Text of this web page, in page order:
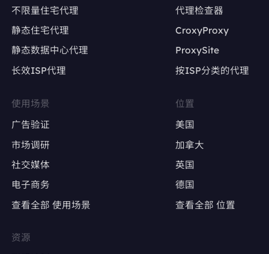
自动化发帖、点赞、评论，模拟真实用户行为
避免因IP变动导致账号被限流或封禁
Google Ads、Facebook Ads等广告平台的多
账户操作
确保每个广告账户使用固定IP，避免因IP变动触
发审核
广告效果测试
精准定位特定地区，测试广告投放效果
不限量住宅代理
静态住宅代理
静态数据中心代理
长效ISP代理
代理检查器
CroxyProxy
ProxySite
按ISP分类的代理
使用场景
广告验证
市场调研
社交媒体
电子商务
查看全部 使用场景
位置
美国
加拿大
英国
德国
查看全部 位置
资源